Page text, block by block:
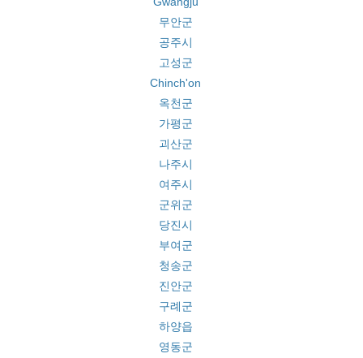
무안군
공주시
고성군
Chinch'on
옥천군
가평군
괴산군
나주시
여주시
군위군
당진시
부여군
청송군
진안군
구례군
하양읍
영동군